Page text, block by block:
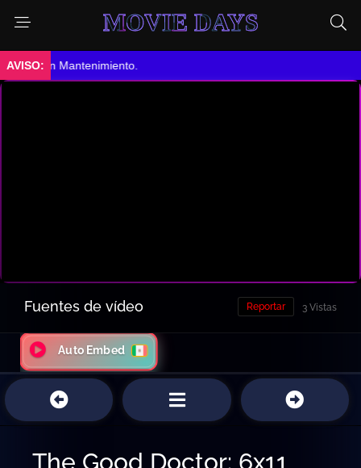
MOVIE DAYS
➤ En Mantenimiento.
Fuentes de vídeo 3 Vistas
Reportar
Auto Embed
The Good Doctor: 6x11